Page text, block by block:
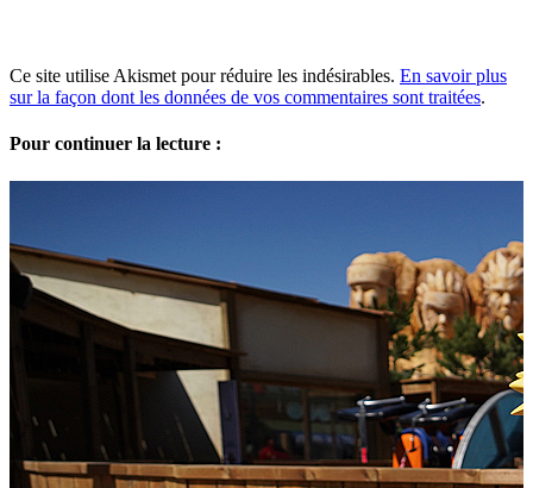
Ce site utilise Akismet pour réduire les indésirables. En savoir plus
sur la façon dont les données de vos commentaires sont traitées.
Pour continuer la lecture :